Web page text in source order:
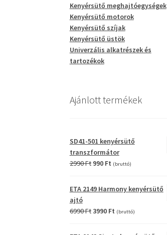
Kenyérsütő meghajtóegységek
Kenyérsütő motorok
Kenyérsütő szíjak
Kenyérsütő üstök
Univerzális alkatrészek és
tartozékok
Ajánlott termékek
SD41-501 kenyérsütő
transzformátor
2990Ft Original
was:
990 FtCurrent
990 Ft.
(bruttó)
ETA 2149 Harmony kenyérsütő
ajtó
6990FtOriginal
was:
3990 FtCurrent
is:
(bruttó)